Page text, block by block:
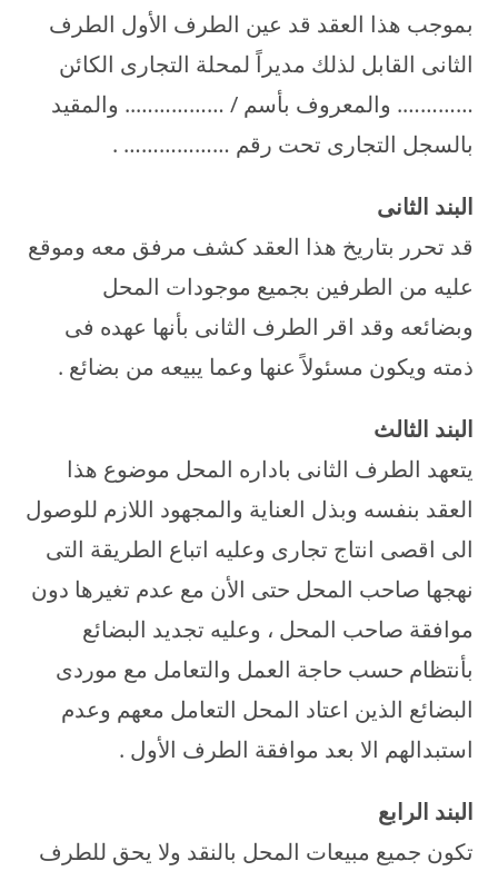
بموجب هذا العقد قد عين الطرف الأول الطرف
الثانى القابل لذلك مديراً لمحلة التجارى الكائن
…………. والمعروف بأسم / …………….. والمقيد
بالسجل التجارى تحت رقم ……………… .
البند الثانى
قد تحرر بتاريخ هذا العقد كشف مرفق معه وموقع
عليه من الطرفين بجميع موجودات المحل
وبضائعه وقد اقر الطرف الثانى بأنها عهده فى
ذمته ويكون مسئولاً عنها وعما يبيعه من بضائع .
البند الثالث
يتعهد الطرف الثانى باداره المحل موضوع هذا
العقد بنفسه وبذل العناية والمجهود اللازم للوصول
الى اقصى انتاج تجارى وعليه اتباع الطريقة التى
نهجها صاحب المحل حتى الأن مع عدم تغيرها دون
موافقة صاحب المحل ، وعليه تجديد البضائع
بأنتظام حسب حاجة العمل والتعامل مع موردى
البضائع الذين اعتاد المحل التعامل معهم وعدم
استبدالهم الا بعد موافقة الطرف الأول .
البند الرابع
تكون جميع مبيعات المحل بالنقد ولا يحق للطرف